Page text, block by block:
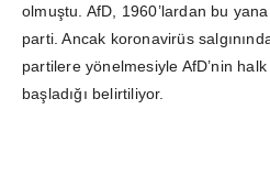
olmuştu. AfD, 1960’lardan bu
parti. Ancak koronavirüs
partilere yönelmesiyle AfD’nin
başladığı belirtiliyor.